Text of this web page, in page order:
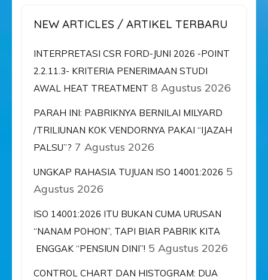
NEW ARTICLES / ARTIKEL TERBARU
INTERPRETASI CSR FORD-JUNI 2026 -POINT
2.2.11.3- KRITERIA PENERIMAAN STUDI
AWAL HEAT TREATMENT 8 Agustus 2026
PARAH INI: PABRIKNYA BERNILAI MILYARD
/TRILIUNAN KOK VENDORNYA PAKAI “IJAZAH
PALSU”? 7 Agustus 2026
UNGKAP RAHASIA TUJUAN ISO 14001:2026 5
Agustus 2026
ISO 14001:2026 ITU BUKAN CUMA URUSAN
“NANAM POHON”, TAPI BIAR PABRIK KITA
ENGGAK “PENSIUN DINI”! 5 Agustus 2026
CONTROL CHART DAN HISTOGRAM: DUA